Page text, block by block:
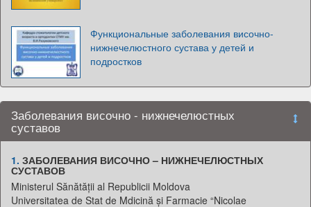
Функциональные заболевания височно-
нижнечелюстного сустава у детей и
подростков
Заболевания височно - нижнечелюстных
суставов
1. ЗАБОЛЕВАНИЯ ВИСОЧНО – НИЖНЕЧЕЛЮСТНЫХ
СУСТАВОВ
Ministerul Sănătății al Republicii Moldova
Universitatea de Stat de Mdicină și Farmacie “Nicolae